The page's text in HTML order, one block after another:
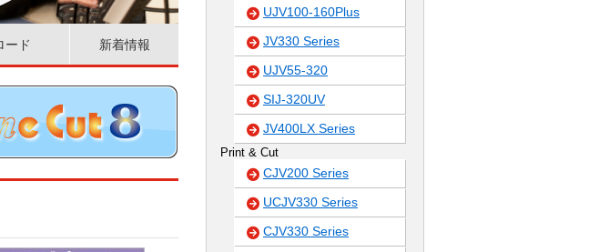
ード 新着情報
UJV100-160Plus
JV330 Series
UJV55-320
SIJ-320UV
JV400LX Series
Print & Cut
CJV200 Series
UCJV330 Series
CJV330 Series